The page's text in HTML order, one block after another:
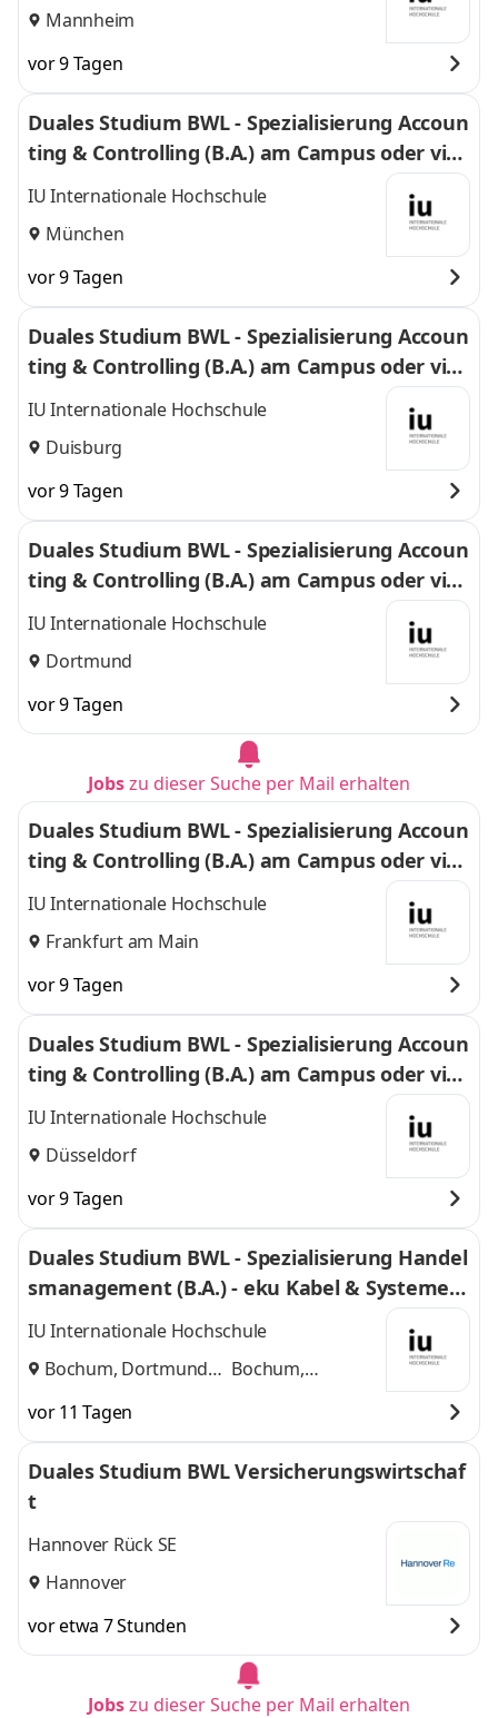
Mannheim
vor 9 Tagen
Duales Studium BWL - Spezialisierung Accoun
ting & Controlling (B.A.) am Campus oder virt
uell
IU Internationale Hochschule
München
vor 9 Tagen
Duales Studium BWL - Spezialisierung Accoun
ting & Controlling (B.A.) am Campus oder virt
uell
IU Internationale Hochschule
Duisburg
vor 9 Tagen
Duales Studium BWL - Spezialisierung Accoun
ting & Controlling (B.A.) am Campus oder virt
uell
IU Internationale Hochschule
Dortmund
vor 9 Tagen
Jobszu dieser Suche per Mail erhalten
Duales Studium BWL - Spezialisierung Accoun
ting & Controlling (B.A.) am Campus oder virt
uell
IU Internationale Hochschule
Frankfurt am Main
vor 9 Tagen
Duales Studium BWL - Spezialisierung Accoun
ting & Controlling (B.A.) am Campus oder virt
uell
IU Internationale Hochschule
Düsseldorf
vor 9 Tagen
Duales Studium BWL - Spezialisierung Handel
smanagement (B.A.) - eku Kabel & Systeme G
mbH & Co. KG
IU Internationale Hochschule
Bochum, Dortmund
Bochum,
vor 11 Tagen
Duales Studium BWL Versicherungswirtschaf
t
Hannover Rück SE
Hannover
vor etwa 7 Stunden
Jobszu dieser Suche per Mail erhalten